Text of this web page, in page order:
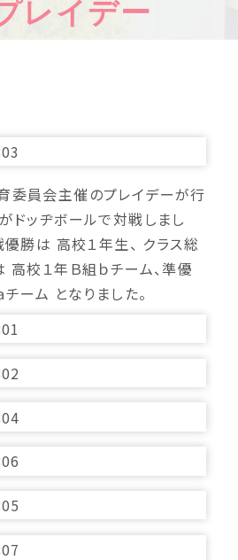
レイデー
委員会主催のプレイデーが行
ドッヂボールで対戦しまし
勝は 高校１年生、 クラス総
校１年Ｂ組ｂチーム、準優
ーム となりました。